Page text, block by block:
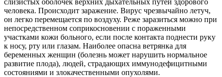
человека. Происходит заражение. Вирус чрезвычайно летуч,
он легко перемещается по воздуху. Реже заразиться можно при
непосредственном соприкосновении с пораженными
участками кожи больного, если после контакта поднести руку
к носу, рту или глазам. Наиболее опасна ветрянка для
беременных женщин (болезнь может нарушить нормальное
развитие плода), людей, страдающих иммунодефицитными
состояниями и злокачественными опухолями.